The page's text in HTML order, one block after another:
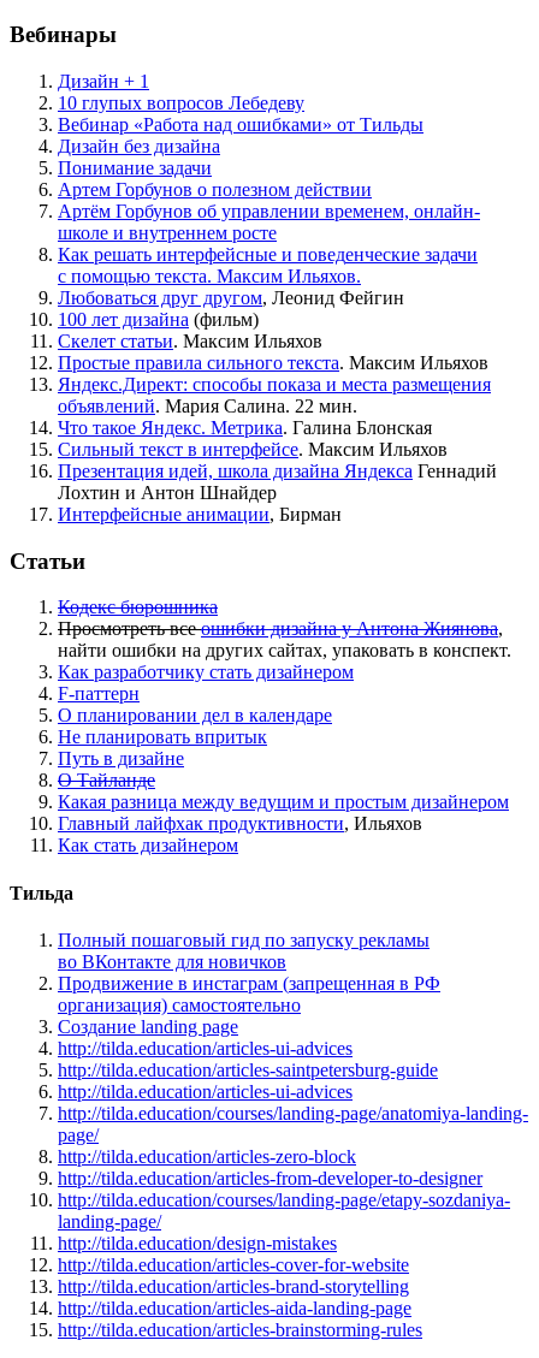
Вебинары
Дизайн + 1
10 глупых вопросов Лебедеву
Вебинар «Работа над ошибками» от Тильды
Дизайн без дизайна
Понимание задачи
Артем Горбунов о полезном действии
Артём Горбунов об управлении временем, онлайн-
школе и внутреннем росте
Как решать интерфейсные и поведенческие задачи
с помощью текста. Максим Ильяхов.
Любоваться друг другом, Леонид Фейгин
100 лет дизайна (фильм)
Скелет статьи. Максим Ильяхов
Простые правила сильного текста. Максим Ильяхов
Яндекс.Директ: способы показа и места размещения
объявлений. Мария Салина. 22 мин.
Что такое Яндекс. Метрика. Галина Блонская
Сильный текст в интерфейсе. Максим Ильяхов
Презентация идей, школа дизайна Яндекса Геннадий
Лохтин и Антон Шнайдер
Интерфейсные анимации, Бирман
Статьи
Кодекс бюрошника
Просмотреть всеошибки дизайна у Антона Жиянова,
найти ошибки на других сайтах, упаковать в конспект.
Как разработчику стать дизайнером
F-паттерн
О планировании дел в календаре
Не планировать впритык
Путь в дизайне
О Тайланде
Какая разница между ведущим и простым дизайнером
Главный лайфхак продуктивности, Ильяхов
Как стать дизайнером
Тильда
Полный пошаговый гид по запуску рекламы
во ВКонтакте для новичков
Продвижение в инстаграм (запрещенная в РФ
организация) самостоятельно
Создание landing page
http://tilda.education/articles-ui-advices
http://tilda.education/articles-saintpetersburg-guide
http://tilda.education/articles-ui-advices
http://tilda.education/courses/landing-page/anatomiya-landing-
page/
http://tilda.education/articles-zero-block
http://tilda.education/articles-from-developer-to-designer
http://tilda.education/courses/landing-page/etapy-sozdaniya-
landing-page/
http://tilda.education/design-mistakes
http://tilda.education/articles-cover-for-website
http://tilda.education/articles-brand-storytelling
http://tilda.education/articles-aida-landing-page
http://tilda.education/articles-brainstorming-rules